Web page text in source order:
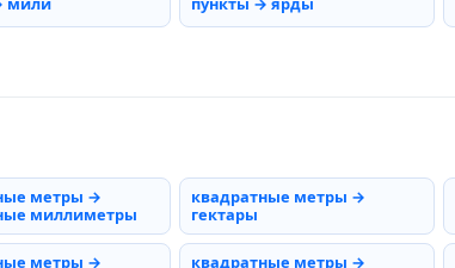
метры →
миллиметры
квадратные метры →
гектары
метры →
квадратные метры →